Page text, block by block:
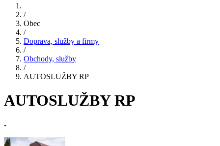
/
Obec
/
Doprava, služby a firmy
/
Obchody, služby
/
AUTOSLUŽBY RP
AUTOSLUŽBY RP
-